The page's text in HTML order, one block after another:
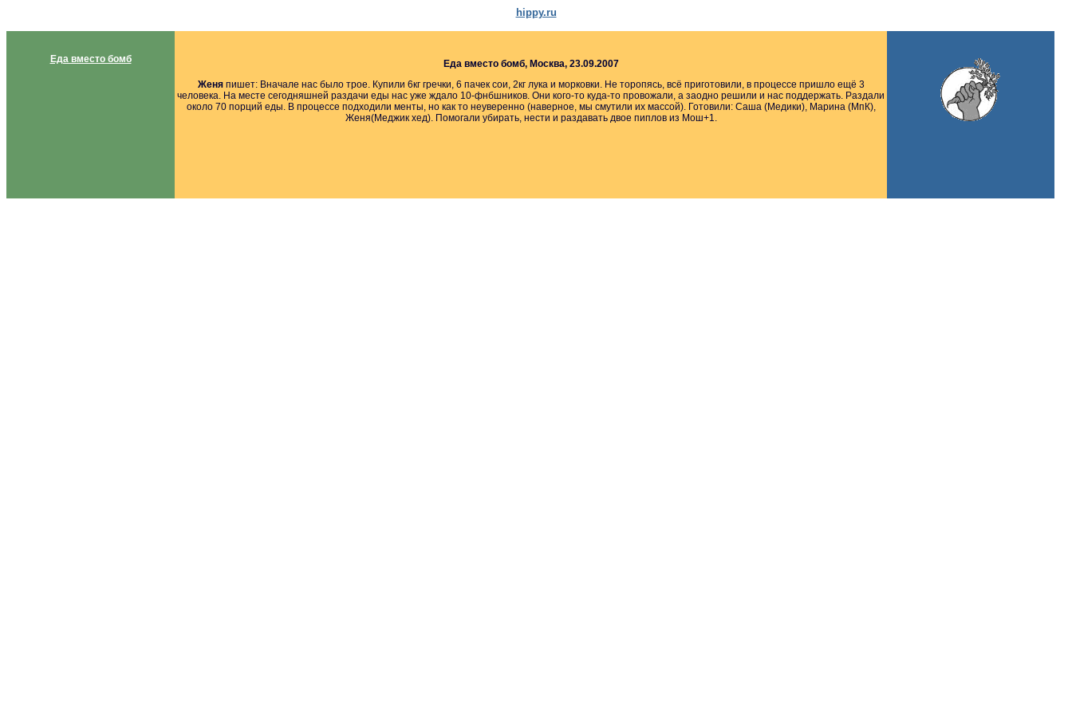
hippy.ru
Еда вместо бомб
Еда вместо бомб, Москва, 23.09.2007
Женяпишет: Вначале нас было трое. Купили 6кг гречки, 6 пачек сои, 2кг лука и морковки. Не торопясь, всё приготовили, в процессе пришло ещё 3
человека. На месте сегодняшней раздачи еды нас уже ждало 10-фнбшников. Они кого-то куда-то провожали, а заодно решили и нас поддержать. Раздали
около 70 порций еды. В процессе подходили менты, но как то неуверенно (наверное, мы смутили их массой). Готовили: Саша (Медики), Марина (МпК),
Женя(Меджик хед). Помогали убирать, нести и раздавать двое пиплов из Мош+1.